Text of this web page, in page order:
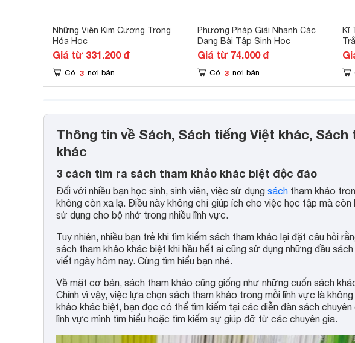
Những Viên Kim Cương Trong
Hóa Học
Giá từ 331.200 đ
Có 3 nơi bán
Phương Pháp Giải Nhanh Các
Dạng Bài Tập Sinh Học
Giá từ 74.000 đ
Có 3 nơi bán
Kĩ
Thông tin về Sách, Sách tiếng Việt khác,
khác
3 cách tìm ra sách tham khảo khác biệt độc đáo
Đối với nhiều bạn học sinh, sinh viên, việc sử dụng sách tham khảo
không còn xa lạ. Điều này không chỉ giúp ích cho việc học tập mà
sử dụng cho bộ nhớ trong nhiều lĩnh vực.
Tuy nhiên, nhiều bạn trẻ khi tìm kiếm sách tham khảo lại đặt câu hỏi
sách tham khảo khác biệt khi hầu hết ai cũng sử dụng những đầu
viết ngày hôm nay. Cùng tìm hiểu bạn nhé.
Về mặt cơ bản, sách tham khảo cũng giống như những cuốn sách
Chính vì vậy, việc lựa chọn sách tham khảo trong mỗi lĩnh vực là
khảo khác biệt, bạn đọc có thể tìm kiếm tại các diễn đàn sách
lĩnh vực mình tìm hiểu hoặc tìm kiếm sự giúp đỡ từ các chuyên gia.